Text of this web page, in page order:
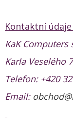
Kontaktní
KaK Computers
Karla Veselého
Telefon: +420
Email: